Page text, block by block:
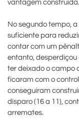
vantagem construída.
No segundo tempo,
suficiente para
contar com um
entanto,
ter deixado o campo
ficaram com o
conseguiram
disparo (16 a 11),
arremates.